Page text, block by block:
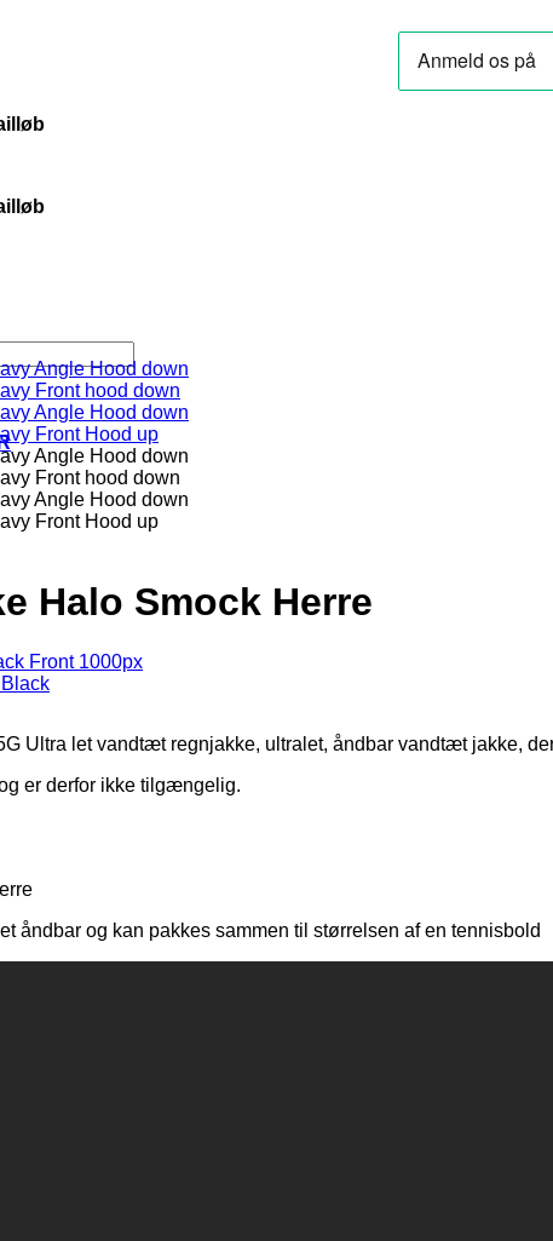
Halo Smock Herre
Ultra let vandtæt regnjakke, ultralet, åndbar vandtæt jakke,
er derfor ikke tilgængelig.
åndbar og kan pakkes sammen til størrelsen af en tennisbold